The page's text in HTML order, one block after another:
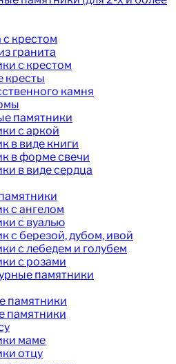
крестом
гранита
с крестом
кресты
камня
памятники
с аркой
в виде книги
в форме свечи
в виде сердца
с ангелом
с вуалью
с березой, дубом, ивой
с лебедем и голубем
с розами
памятники
памятники
памятники
маме
отцу